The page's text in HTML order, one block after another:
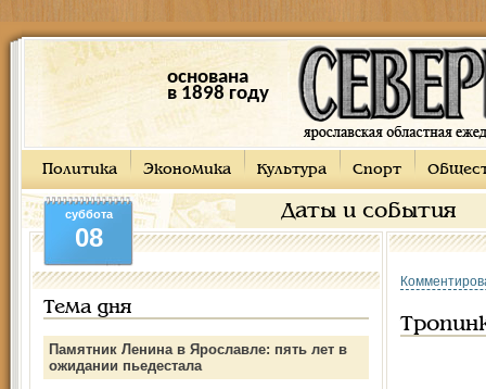
основана
в 1898 году
Политика Экономика Культура Спорт
Даты и события
суббота
08
Тема дня
Памятник Ленина в Ярославле: пять лет в
ожидании пьедестала